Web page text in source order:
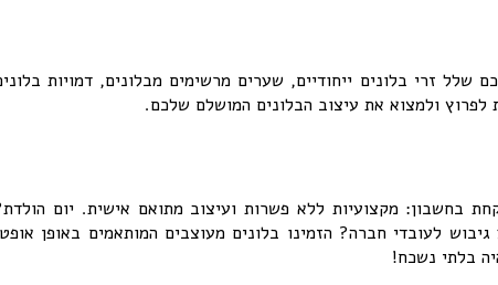
זרי בלונים ייחודיים, שערים מרשימים מבלונים, דמויות
ולמצוא את עיצוב הבלונים המושלם שלכם.
מקצועיות ללא פשרות ועיצוב מתואם אישית. יום
לעובדי חברה? הזמינו בלונים מעוצבים המותאמים באופן